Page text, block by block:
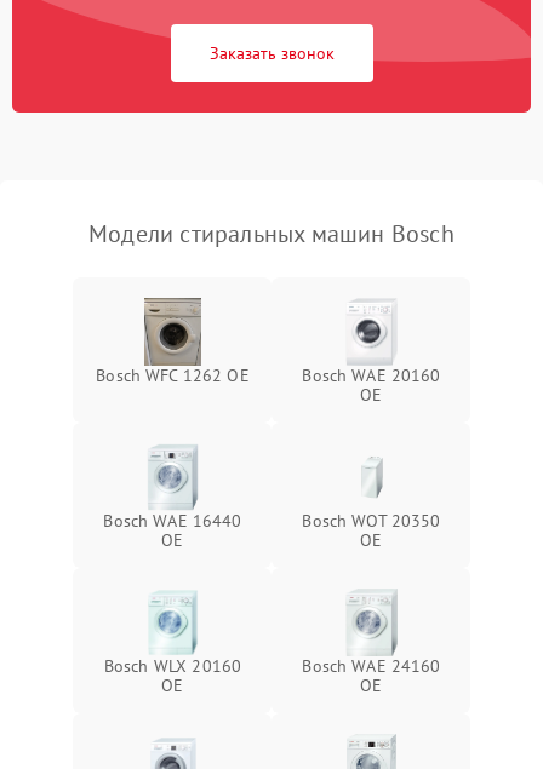
Заказать звонок
Модели стиральных машин Bosch
Bosch WFC 1262 OE
Bosch WAE 20160
OE
Bosch WAE 16440
OE
Bosch WOT 20350
OE
Bosch WLX 20160
OE
Bosch WAE 24160
OE